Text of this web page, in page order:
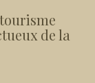
de la